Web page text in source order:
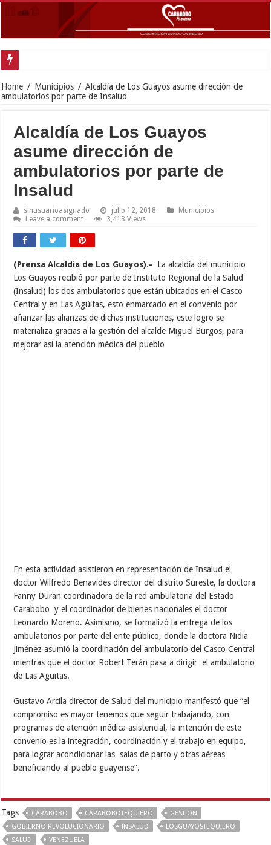
Home / Municipios / Alcaldía de Los Guayos asume dirección de
ambulatorios por parte de Insalud
Alcaldía de Los Guayos
asume dirección de
ambulatorios por parte de
Insalud
sinusuarioasignado julio 12, 2018
Municipios
Leave a comment
3,413 Views
(Prensa Alcaldía de Los Guayos).- La alcaldía del municipio
Los Guayos recibió por parte de Instituto Regional de la Salud
(Insalud) los dos ambulatorios que están ubicados en el Casco
Central y en Las Agüitas, esto enmarcado en el convenio por
afianzar las alianzas de dichas instituciones, este logro se
materializa gracias a la gestión del alcalde Miguel Burgos, para
mejorar así la atención médica del pueblo
En esta actividad asistieron en representación de Insalud el
doctor Wilfredo Benavides director del distrito Sureste, la doctora
Fanny Duran coordinadora de la red ambulatoria del Estado
Carabobo y el coordinador de bienes nacionales el doctor
Leonardo Moreno. Asimismo, se formalizó la entrega de los
ambulatorios por parte del ente público, donde la doctora Nidia
Jiménez asumió la coordinación del ambulatorio del Casco Central
mientras que el doctor Robert Terán pasa a dirigir el ambulatorio
de Las Agüitas.
Gustavo Arcila director de Salud del municipio manifestó que “el
compromiso es mayor tenemos que seguir trabajando, con
programas de atención médica asistencial, la intención de este
convenio es la integración, coordinación y el trabajo en equipo,
para lograr acondicionar las salas de parto y otras aéreas
beneficiando al pueblo guayense”.
Tags CARABOBO CARABOBOTEQUIERO
GESTION
GOBIERNO REVOLUCIONARIO
INSALUD
LOSGUAYOSTEQUIERO
SALUD
VENEZUELA